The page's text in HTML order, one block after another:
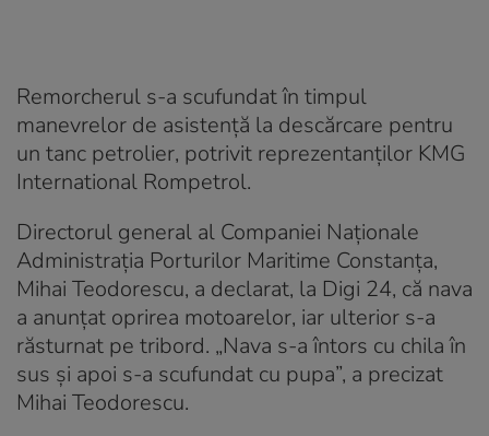
Remorcherul s-a scufundat în timpul
manevrelor de asistență la descărcare pentru
un tanc petrolier, potrivit reprezentanților KMG
International Rompetrol.
Directorul general al Companiei Naţionale
Administraţia Porturilor Maritime Constanţa,
Mihai Teodorescu, a declarat, la Digi 24, că nava
a anunţat oprirea motoarelor, iar ulterior s-a
răsturnat pe tribord. „Nava s-a întors cu chila în
sus şi apoi s-a scufundat cu pupa”, a precizat
Mihai Teodorescu.